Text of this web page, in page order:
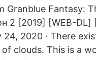
Fantasy:
2 [2019] [WEB-DL]
24, 2020 · There
clouds. This is a